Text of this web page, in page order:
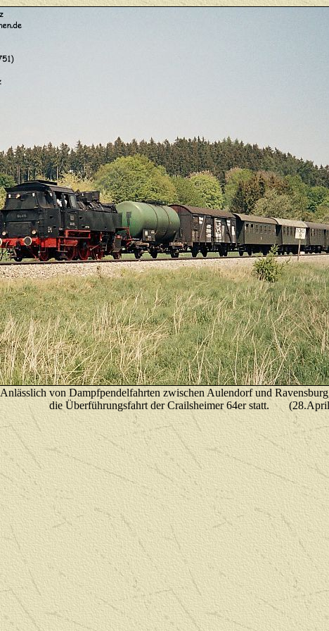
Anlässlich von Dampfpendelfahrten zwischen Aulendorf und
die Überführungsfahrt der Crailsheimer 64er statt.